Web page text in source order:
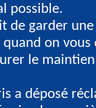
possible.
de garder
on
le
a déposé